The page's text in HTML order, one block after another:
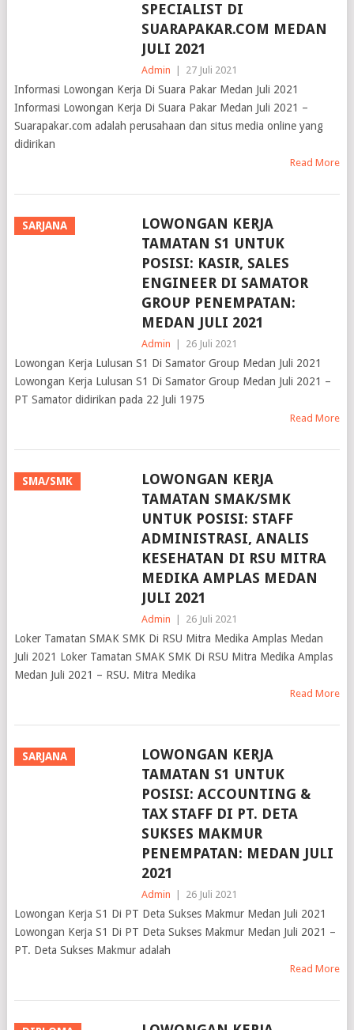
SUARAPAKAR.COM MEDAN
JULI 2021
Admin | 27 Juli 2021
Informasi Lowongan Kerja Di Suara Pakar Medan Juli 2021
Informasi Lowongan Kerja Di Suara Pakar Medan Juli 2021 –
Suarapakar.com adalah perusahaan dan situs media online yang
didirikan
TAMATAN S1 UNTUK
POSISI: KASIR, SALES
ENGINEER DI SAMATOR
GROUP PENEMPATAN:
MEDAN JULI 2021
Admin | 26 Juli 2021
Lowongan Kerja Lulusan S1 Di Samator Group Medan Juli 2021
Lowongan Kerja Lulusan S1 Di Samator Group Medan Juli 2021 –
PT Samator didirikan pada 22 Juli 1975
TAMATAN SMAK/SMK
UNTUK POSISI: STAFF
ADMINISTRASI, ANALIS
KESEHATAN DI RSU MITRA
MEDIKA AMPLAS MEDAN
JULI 2021
Admin | 26 Juli 2021
Loker Tamatan SMAK SMK Di RSU Mitra Medika Amplas Medan
Juli 2021 Loker Tamatan SMAK SMK Di RSU Mitra Medika Amplas
Medan Juli 2021 – RSU. Mitra Medika
TAMATAN S1 UNTUK
POSISI: ACCOUNTING &
TAX STAFF DI PT. DETA
SUKSES MAKMUR
PENEMPATAN: MEDAN JULI
2021
Admin
Lowongan Kerja S1 Di PT Deta Sukses Makmur Medan Juli 2021
Lowongan Kerja S1 Di PT Deta Sukses Makmur Medan Juli 2021 –
PT. Deta Sukses Makmur adalah